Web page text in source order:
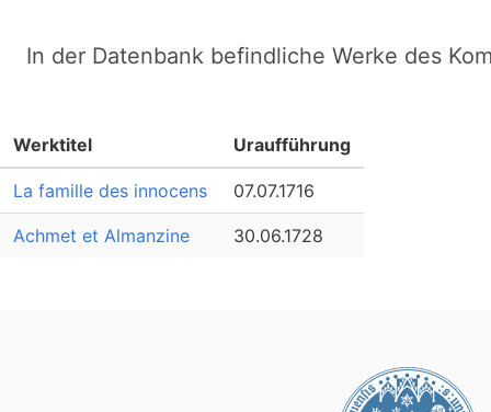
In der Datenbank befindliche Werke des
Werktitel Uraufführung
La famille des innocens 07.07.1716
Achmet et Almanzine 30.06.1728